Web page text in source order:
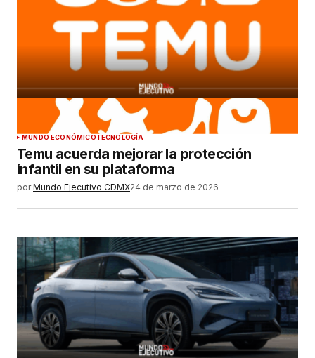
MUNDO ECONÓMICOTECNOLOGÍA
Temu acuerda mejorar la protección
infantil en su plataforma
por Mundo Ejecutivo CDMX24 de marzo de 2026